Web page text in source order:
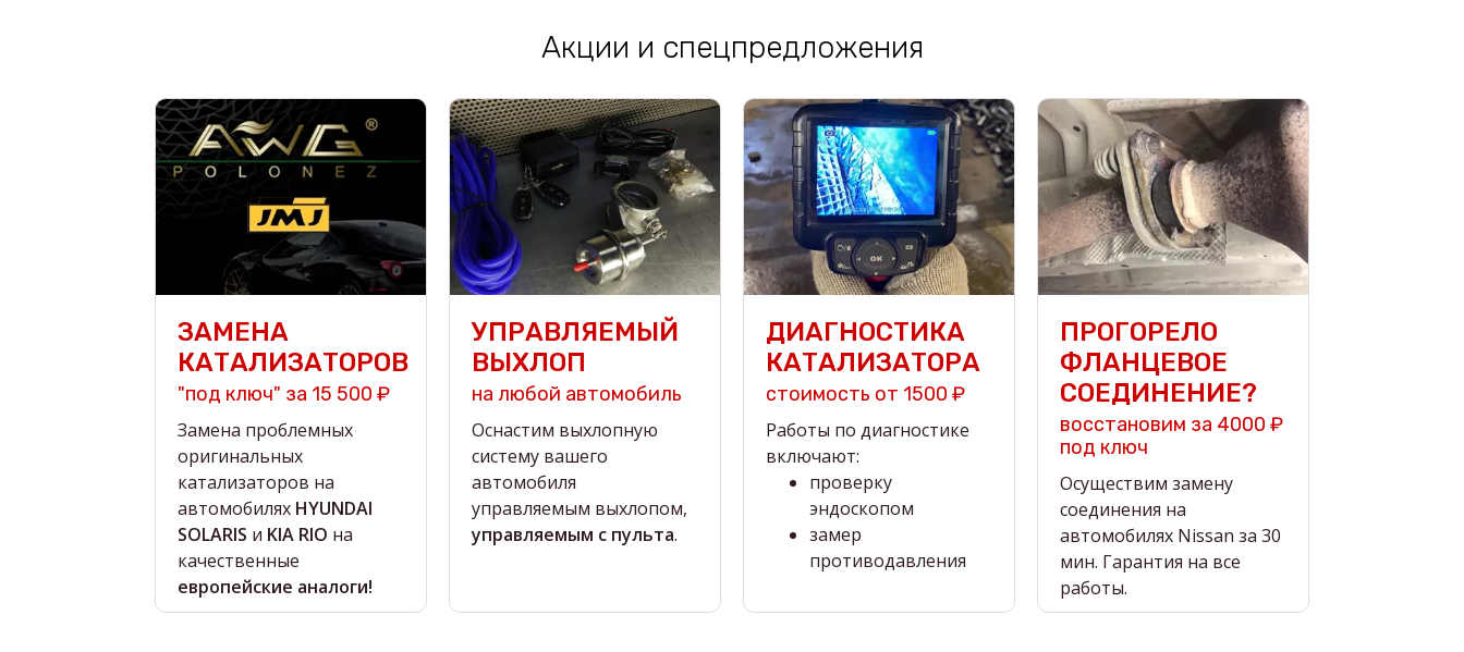
Акции и спецпредложения
ЗАМЕНА
КАТАЛИЗАТОРОВ
"под ключ" за 15 500 ₽
Замена проблемных
оригинальных
катализаторов на
автомобилях HYUNDAI
SOLARIS и KIA RIO на
качественные
европейские аналоги!
УПРАВЛЯЕМЫЙ
ВЫХЛОП
на любой автомобиль
Оснастим выхлопную
систему вашего
автомобиля
управляемым выхлопом,
управляемым с пульта.
ДИАГНОСТИКА
КАТАЛИЗАТОРА
стоимость от 1500 ₽
Работы по диагностике
включают:
проверку
эндоскопом
замер
противодавления
ПРОГОРЕЛО
ФЛАНЦЕВОЕ
СОЕДИНЕНИЕ?
восстановим за 4000 ₽
под ключ
Осуществим замену
соединения на
автомобилях Nissan за 30
мин. Гарантия на все
работы.